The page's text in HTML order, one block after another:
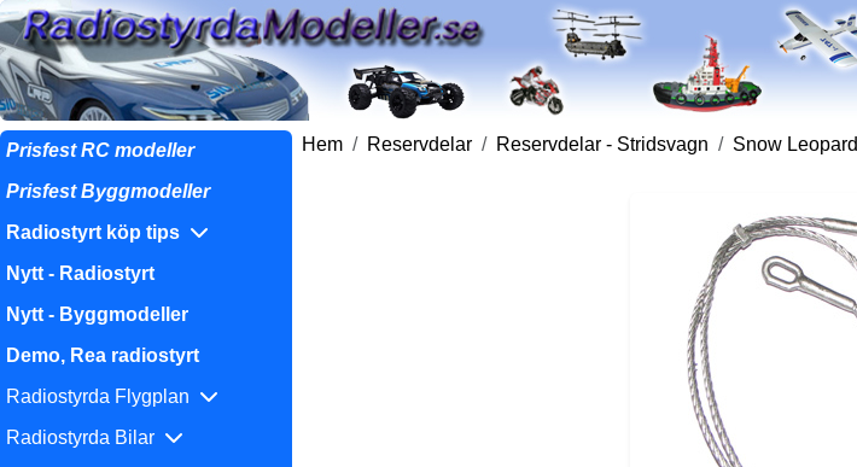
Prisfest RC modeller
Prisfest Byggmodeller
Radiostyrt köp tips
Nytt - Radiostyrt
Nytt - Byggmodeller
Demo, Rea radiostyrt
Radiostyrda Flygplan
Radiostyrda Bilar
Hem Reservdelar Reservdelar - Stridsvagn Snow Leopard